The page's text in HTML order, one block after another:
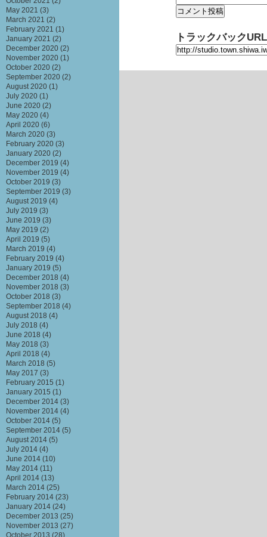
トラックバックURL
May 2021 (3)
March 2021 (2)
February 2021 (1)
January 2021 (2)
December 2020 (2)
November 2020 (1)
October 2020 (2)
September 2020 (2)
August 2020 (1)
July 2020 (1)
June 2020 (2)
May 2020 (4)
April 2020 (6)
March 2020 (3)
February 2020 (3)
January 2020 (2)
December 2019 (4)
November 2019 (4)
October 2019 (3)
September 2019 (3)
August 2019 (4)
July 2019 (3)
June 2019 (3)
May 2019 (2)
April 2019 (5)
March 2019 (4)
February 2019 (4)
January 2019 (5)
December 2018 (4)
November 2018 (3)
October 2018 (3)
September 2018 (4)
August 2018 (4)
July 2018 (4)
June 2018 (4)
May 2018 (3)
April 2018 (4)
March 2018 (5)
May 2017 (3)
February 2015 (1)
January 2015 (1)
December 2014 (3)
November 2014 (4)
October 2014 (5)
September 2014 (5)
August 2014 (5)
July 2014 (4)
June 2014 (10)
May 2014 (11)
April 2014 (13)
March 2014 (25)
February 2014 (23)
January 2014 (24)
December 2013 (25)
November 2013 (27)
October 2013 (28)